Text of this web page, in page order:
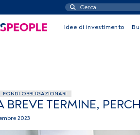
Idee di investimento
FONDI OBBLIGAZIONARI
BREVE TERMINE,
2023